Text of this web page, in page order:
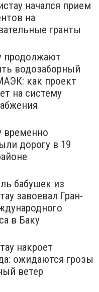
начался прием
на
гранты
продолжают
водозаборный
как проект
на систему
временно
дорогу в 19
бабушек из
завоевал Гран-
в Баку
накроет
ожидаются грозы
ветер